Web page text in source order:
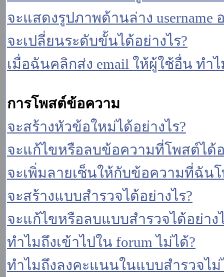
จะแสดงรูปภาพด้านล่าง username
จะเปลี่ยนระดับขั้นได้อย่างไร?
เมื่อฉันคลิกส่ง email ให้ผู้ใช้อื่น ทำ
การโพสต์ข้อความ
จะสร้างหัวข้อใหม่ได้อย่างไร?
จะแก้ไขหรือลบข้อความที่โพสต์ได้อ
จะเพิ่มลายเซ็นให้กับข้อความที่ฉันโ
จะสร้างแบบสำรวจได้อย่างไร?
จะแก้ไขหรือลบแบบสำรวจได้อย่าง
ทำไมถึงเข้าไปใน forum ไม่ได้?
ทำไมถึงลงคะแนนในแบบสำรวจไม่